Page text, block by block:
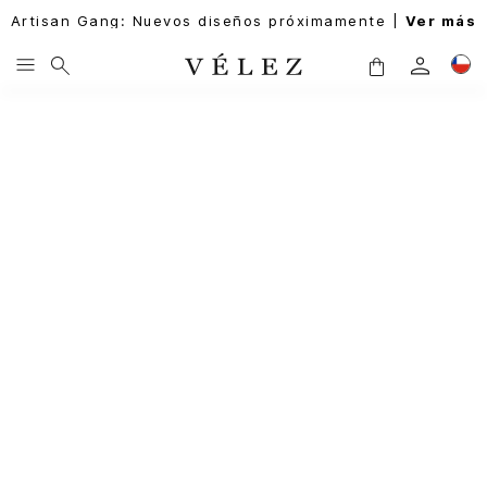
Artisan Gang: Nuevos diseños próximamente | Ver más